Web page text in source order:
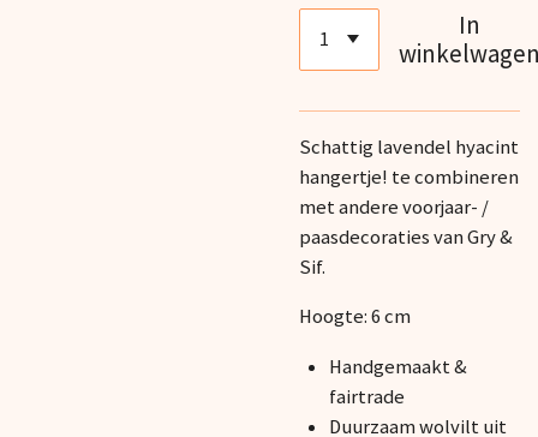
In
Schattig lavendel hyacint
hangertje! te combineren
met andere voorjaar- /
paasdecoraties van Gry &
Sif.
Hoogte: 6 cm
Handgemaakt &
fairtrade
Duurzaam wolvilt uit